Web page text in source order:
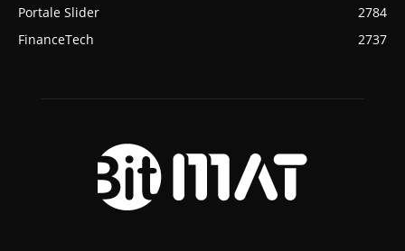
Portale Slider
2784
FinanceTech
2737